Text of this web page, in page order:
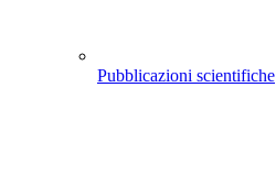
Pubblicazioni scientifiche